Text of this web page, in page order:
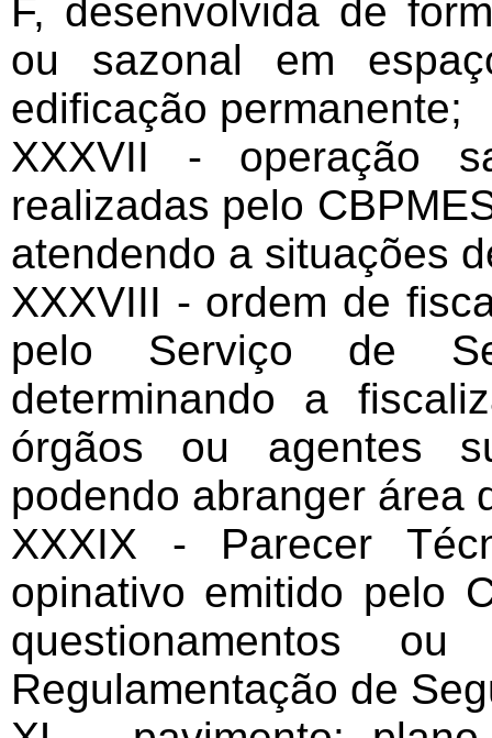
F, desenvolvida de
ou sazonal em
edificação permanente;
XXXVII - operação
realizadas pelo
atendendo a situações
XXXVIII - ordem de
pelo Serviço de
determinando a
órgãos ou agentes
podendo abranger área
XXXIX - Parecer
opinativo emitido pelo
questionamentos
Regulamentação de